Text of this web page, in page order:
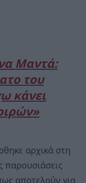
Μαντά:
του
κάνει
αρχικά στη
παρουσιάσεις
αποτελούν για